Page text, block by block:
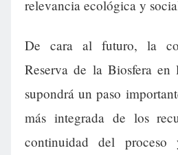
relevancia ecológica y
De cara al futuro, la
Reserva de la Biosfera en
supondrá un paso
más integrada de los
continuidad del